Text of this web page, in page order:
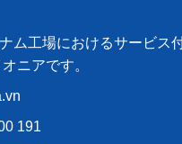
ム工場におけるサービス
ニアです。
191